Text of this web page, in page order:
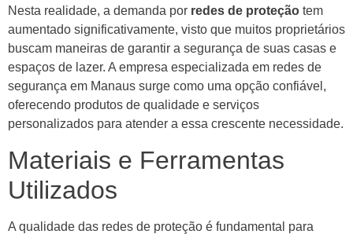
Nesta realidade, a demanda por redes de proteção tem
aumentado significativamente, visto que muitos proprietários
buscam maneiras de garantir a segurança de suas casas e
espaços de lazer. A empresa especializada em redes de
segurança em Manaus surge como uma opção confiável,
oferecendo produtos de qualidade e serviços
personalizados para atender a essa crescente necessidade.
Materiais e Ferramentas
Utilizados
A qualidade das redes de proteção é fundamental para